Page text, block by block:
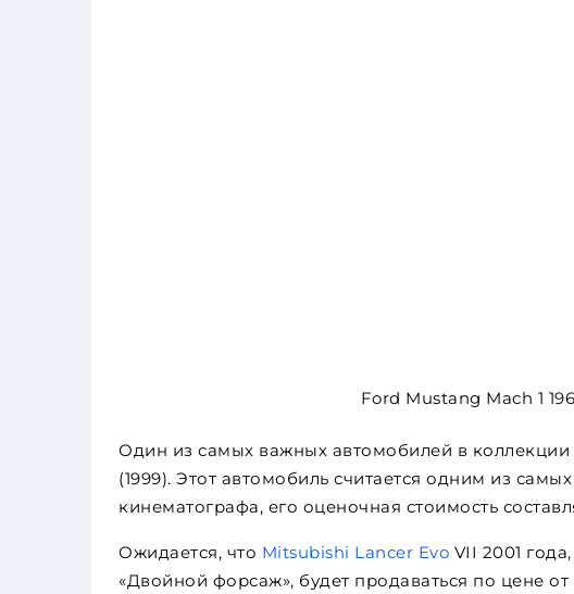
Ford Mustang Mach 1
Один из самых важных автомобилей в
(1999). Этот автомобиль считается одним из
кинематографа, его оценочная стоимость
Ожидается, что Mitsubishi Lancer Evo VII 2001
«Двойной форсаж», будет продаваться по цене